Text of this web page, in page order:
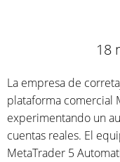
18
La empresa de
plataforma comercial
experimentando un
cuentas reales. El
MetaTrader 5